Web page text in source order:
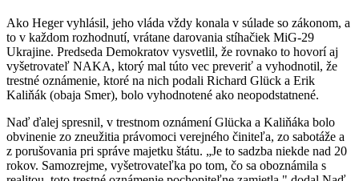
Ako Heger vyhlásil, jeho vláda vždy konala v súlade so zákonom, a
to v každom rozhodnutí, vrátane darovania stíhačiek MiG-29
Ukrajine. Predseda Demokratov vysvetlil, že rovnako to hovorí aj
vyšetrovateľ NAKA, ktorý mal túto vec preveriť a vyhodnotil, že
trestné oznámenie, ktoré na nich podali Richard Glück a Erik
Kaliňák (obaja Smer), bolo vyhodnotené ako neopodstatnené.
Naď ďalej spresnil, v trestnom oznámení Glücka a Kaliňáka bolo
obvinenie zo zneužitia právomoci verejného činiteľa, zo sabotáže a
z porušovania pri správe majetku štátu. „Je to sadzba niekde nad 20
rokov. Samozrejme, vyšetrovateľka po tom, čo sa oboznámila s